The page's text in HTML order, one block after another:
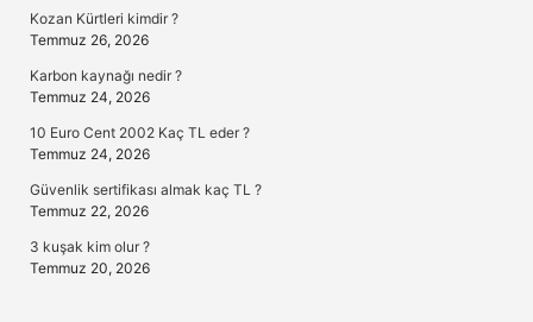
Kozan Kürtleri kimdir ?
Temmuz 26, 2026
Karbon kaynağı nedir ?
Temmuz 24, 2026
10 Euro Cent 2002 Kaç TL eder ?
Temmuz 24, 2026
Güvenlik sertifikası almak kaç TL ?
Temmuz 22, 2026
3 kuşak kim olur ?
Temmuz 20, 2026